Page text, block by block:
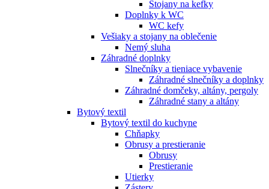
Stojany na kefky
Doplnky k WC
WC kefy
Vešiaky a stojany na oblečenie
Nemý sluha
Záhradné doplnky
Slnečníky a tieniace vybavenie
Záhradné slnečníky a doplnky
Záhradné domčeky, altány, pergoly
Záhradné stany a altány
Bytový textil
Bytový textil do kuchyne
Chňapky
Obrusy a prestieranie
Obrusy
Prestieranie
Utierky